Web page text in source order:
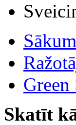
Green
Skatīt